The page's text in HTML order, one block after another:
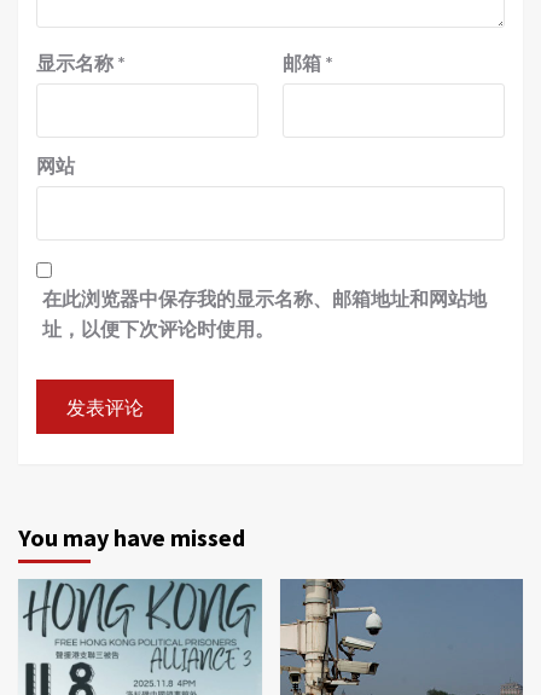
显示名称 * 邮箱 *
网站
在此浏览器中保存我的显示名称、邮箱地址和网站地
址，以便下次评论时使用。
You may have missed